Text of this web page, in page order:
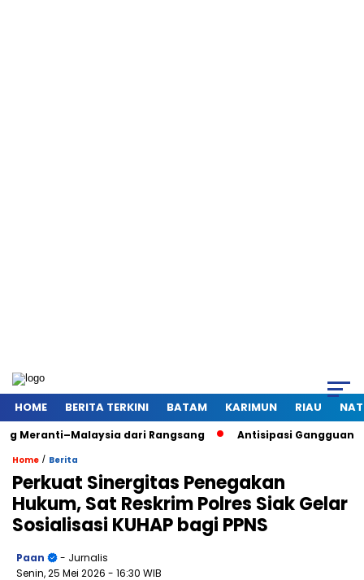
HOME BERITA TERKINI BATAM KARIMUN RIAU
dari Rangsang Antisipasi Gangguan
Home / Berita
Perkuat Sinergitas Penegakan
Hukum, Sat Reskrim Polres Siak Gelar
Sosialisasi KUHAP bagi PPNS
Paan
- Jurnalis
Senin, 25 Mei 2026 - 16:30 WIB